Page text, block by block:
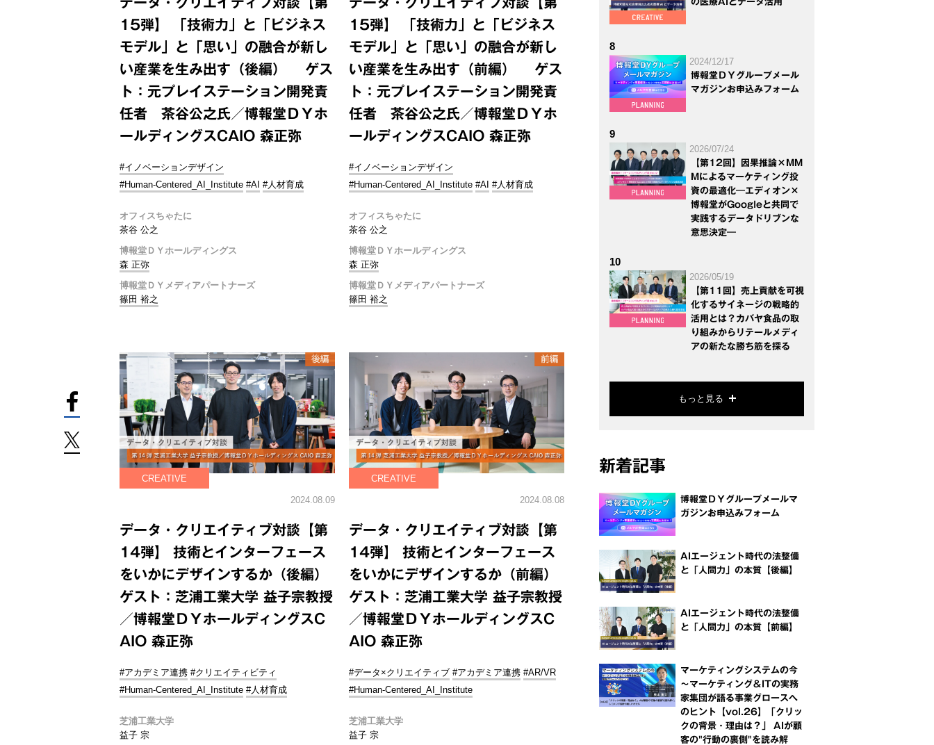
15弾】 「技術力」と「ビジネス
モデル」と「思い」の融合が新し
い産業を生み出す（後編） ゲス
ト：元プレイステーション開発責
任者 茶谷公之氏／博報堂ＤＹホ
ールディングスCAIO 森正弥
#イノベーションデザイン
#Human-Centered_AI_Institute #AI #人材育成
オフィスちゃたに
茶谷 公之
博報堂ＤＹホールディングス
森 正弥
博報堂ＤＹメディアパートナーズ
篠田 裕之
15弾】 「技術力」と「ビジネス
モデル」と「思い」の融合が新し
い産業を生み出す（前編） ゲス
ト：元プレイステーション開発責
任者 茶谷公之氏／博報堂ＤＹホ
ールディングスCAIO 森正弥
#イノベーションデザイン
#Human-Centered_AI_Institute #AI #人材育成
オフィスちゃたに
茶谷 公之
博報堂ＤＹホールディングス
森 正弥
博報堂ＤＹメディアパートナーズ
篠田 裕之
CREATIVE
2024.08.09
データ・クリエイティブ対談【第
14弾】 技術とインターフェース
をいかにデザインするか（後編）
ゲスト：芝浦工業大学 益子宗教授
／博報堂ＤＹホールディングスC
AIO 森正弥
#アカデミア連携 #クリエイティビティ
#Human-Centered_AI_Institute #人材育成
芝浦工業大学
益子 宗
CREATIVE
2024.08.08
データ・クリエイティブ対談【第
14弾】 技術とインターフェース
をいかにデザインするか（前編）
ゲスト：芝浦工業大学 益子宗教授
／博報堂ＤＹホールディングスC
AIO 森正弥
#データ×クリエイティブ #アカデミア連携 #AR/VR
#Human-Centered_AI_Institute
芝浦工業大学
益子 宗
8
2024/12/17
博報堂ＤＹグループメール
マガジンお申込みフォーム
9
2026/07/24
【第12回】因果推論×MM
Mによるマーケティング投
資の最適化―エディオン×
博報堂がGoogleと共同で
実践するデータドリブンな
意思決定―
10
2026/05/19
【第11回】売上貢献を可視
化するサイネージの戦略的
活用とは？カバヤ食品の取
り組みからリテールメディ
アの新たな勝ち筋を探る
もっと見る
新着記事
博報堂ＤＹグループメールマ
ガジンお申込みフォーム
AIエージェント時代の法整備
と「人間力」の本質【後編】
AIエージェント時代の法整備
と「人間力」の本質【前編】
マーケティングシステムの今
～マーケティング＆ITの実務
家集団が語る事業グロースへ
のヒント【vol.26】「クリッ
クの背景・理由は？」 AIが顧
客の"行動の裏側"を読み解